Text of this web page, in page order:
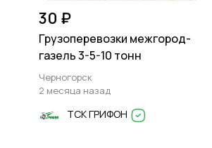
30 ₽
Грузоперевозки межгород-
газель 3-5-10 тонн
Черногорск
2 месяца назад
ТСК ГРИФОН